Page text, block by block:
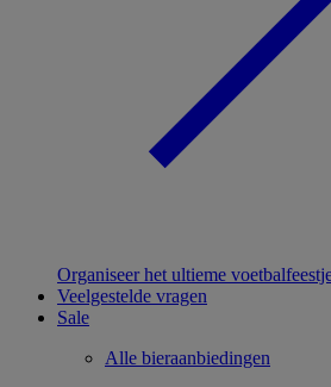
Organiseer het ultieme
Veelgestelde vragen
Sale
Alle bieraanbiedingen